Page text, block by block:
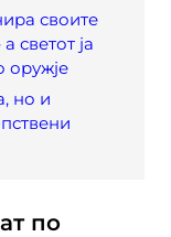
своите
светот ја
оружје
но и
по